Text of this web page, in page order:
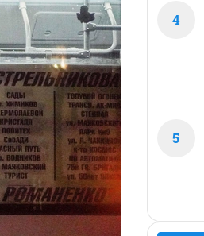
4
5